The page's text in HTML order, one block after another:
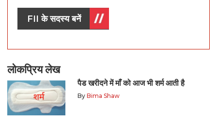
FII के सदस्य बनें
लोकप्रिय लेख
पैड खरीदने में माँ को आज भी शर्म आती है
By Bima Shaw